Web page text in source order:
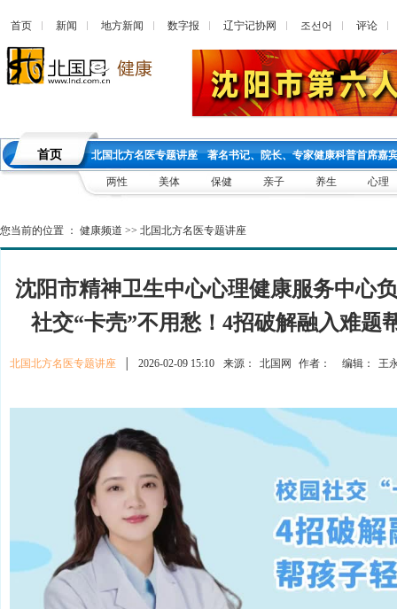
首页 新闻 地方新闻 数字报 辽宁记协网 조선어 评论
首页 北国北方名医专题讲座 著名书记、院长、专家健康科普首席嘉
两性 美体 保健 亲子 养生 心理
您当前的位置 ： 健康频道 >> 北国北方名医专题讲座
沈阳市精神卫生中心心理健康服务中
社交“卡壳”不用愁！4招破解融入难题
北国北方名医专题讲座 2026-02-09 15:10 来源： 北国网 作者： 编辑： 王